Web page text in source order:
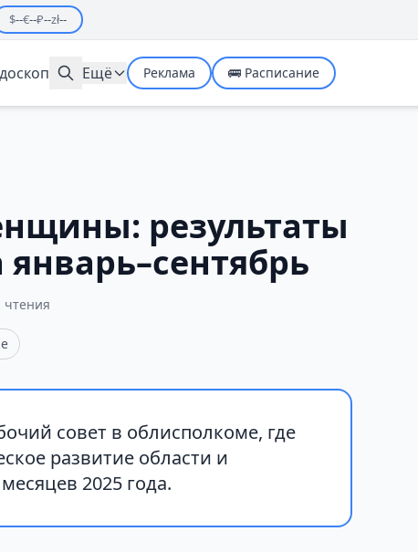
$--€--₽--zł--
Ещё Реклама 🚌 Расписание
результаты
совет в облисполкоме, где
развитие области и
2025 года.